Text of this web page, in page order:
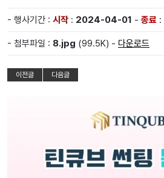
- 행사기간 : 시작 : 2024-04-01 - 종료 :
- 첨부파일 : 8.jpg (99.5K) - 다운로드
이전글 다음글